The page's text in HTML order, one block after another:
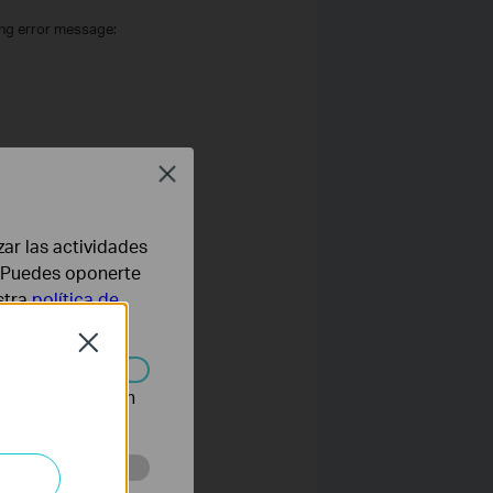
error message:
the 3G Mobile WiFi and
Close
las actividades
oponerte
política de
en
Close